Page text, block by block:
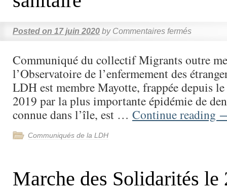
Posted on 17 juin 2020 by Commentaires fermés
Communiqué du collectif Migrants outre
l’Observatoire de l’enfermement des
LDH est membre Mayotte, frappée depuis
2019 par la plus importante épidémie de
connue dans l’île, est … Continue reading
Communiqués de la LDH
Marche des Solidarités le